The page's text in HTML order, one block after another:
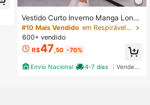
Vestido Curto Inverno Manga Longa
Gola Alta 60020 Tecido Suedine M
odinha Feminina Inverno Frio Lindo
Look Ootd Barzinho Show Bota
#10 Mais Vendido
em Respirável Moletons e blusas de moletom feminin
600+ vendido
R$47 ,50 -70%
Envio Nacional 4-7 dias